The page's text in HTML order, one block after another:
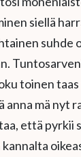
siellä
suhde
toinen
mä nyt
että pyrkii